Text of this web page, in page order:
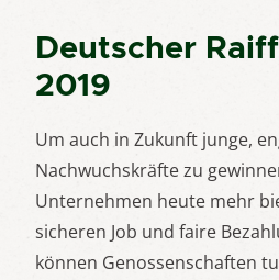
Deutscher
2019
Um auch in Zukunft junge,
Nachwuchskräfte zu
Unternehmen heute mehr
sicheren Job und faire
können Genossenschaften